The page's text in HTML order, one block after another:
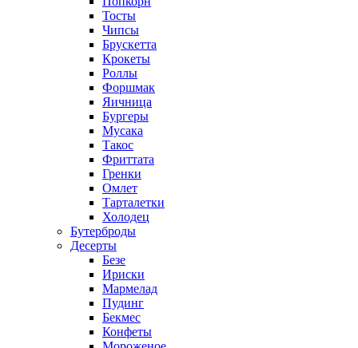
Тосты
Чипсы
Брускетта
Крокеты
Роллы
Форшмак
Яичница
Бургеры
Мусака
Такос
Фриттата
Гренки
Омлет
Тарталетки
Холодец
Бутерброды
Десерты
Безе
Ириски
Мармелад
Пудинг
Бекмес
Конфеты